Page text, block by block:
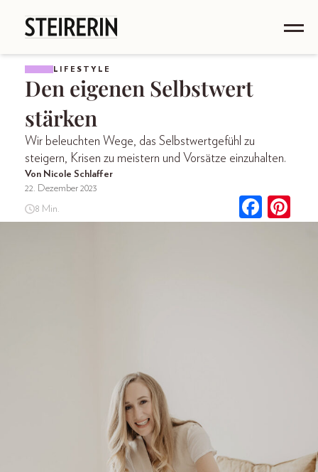
LIFESTYLE
Den eigenen Selbstwert
stärken
Wir beleuchten Wege, das Selbstwertgefühl zu
steigern, Krisen zu meistern und Vorsätze einzuhalten.
Von Nicole Schlaffer
22. Dezember 2023
8 Min.